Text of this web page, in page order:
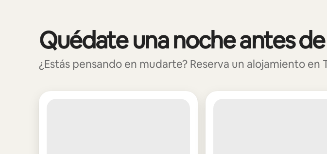
Quédate una noche antes
¿Estás pensando en mudarte? Reserva un alojamiento
Se muestran0 de 0 elementos